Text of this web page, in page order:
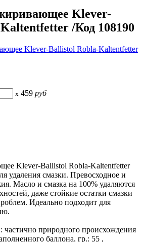
Klever-
/Код 108190
x 459 руб
Klever-Ballistol Robla-Kaltentfetter
удаления смазки. Превосходное и
Масло и смазка на 100% удаляются
даже стойкие остатки смазки
Идеально подходит для
природного происхождения
баллона, гр.: 55 ,